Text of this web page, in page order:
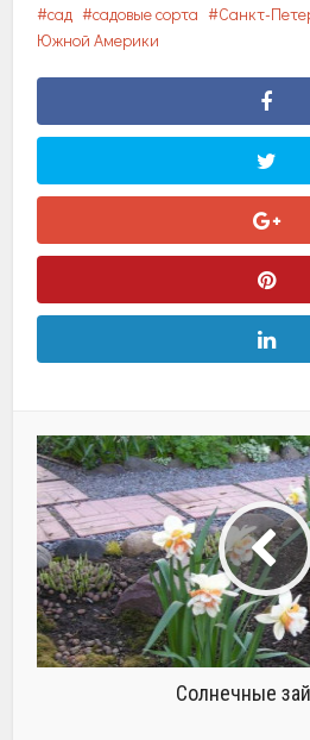
сад
садовые сорта Санкт-
Южной Америки
Солнечные